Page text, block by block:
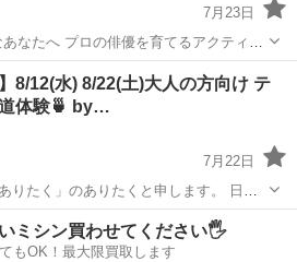
7月23日
なたへ プロの俳優を育てるアクティン
られるよう演劇教育を生かしたワーク
ワークショップ ゲーム
8/12(水) 8/22(土)大人の方向け テ
体験🍵 by…
7月22日
たく」のありたくと申します。 日本
化の奥深さを、 気軽に楽しんでいただ
ンタルスペースを拠点に活動しておりま
ワークショップ 抹茶
いミシン買わせてください🖐️
もOK！最大限買取します